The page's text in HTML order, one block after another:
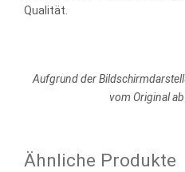
Qualität.
Aufgrund der
vom Original
Ähnliche Produkte